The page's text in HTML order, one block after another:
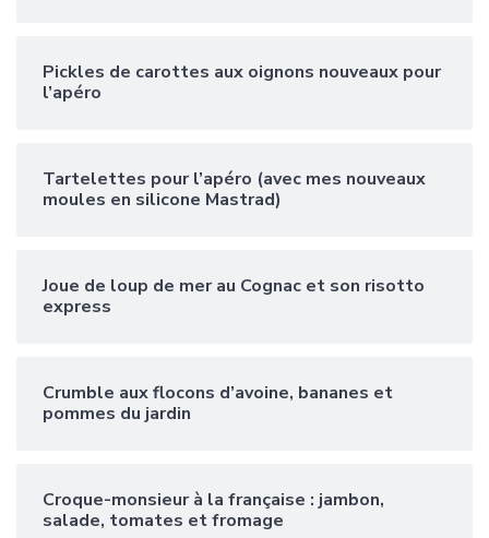
Pickles de carottes aux oignons nouveaux pour
l’apéro
Tartelettes pour l’apéro (avec mes nouveaux
moules en silicone Mastrad)
Joue de loup de mer au Cognac et son risotto
express
Crumble aux flocons d’avoine, bananes et
pommes du jardin
Croque-monsieur à la française : jambon,
salade, tomates et fromage